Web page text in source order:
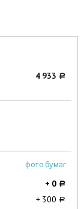
4 933 a
фото бумаг
+ 0 a
+ 300 a